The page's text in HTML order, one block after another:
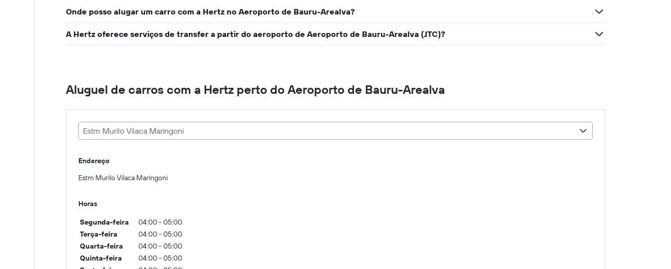
Onde posso alugar um carro com a Hertz no Aeroporto de Bauru-Arealva?
A Hertz oferece serviços de transfer a partir do aeroporto de Aeroporto de Bauru-Arealva (JTC)?
Aluguel de carros com a Hertz perto do Aeroporto de Bauru-Arealva
Estm Murilo Vilaca Maringoni
Endereço
Estm Murilo Vilaca Maringoni
Horas
Segunda-feira
04:00 - 05:00
Terça-feira
04:00 - 05:00
Quarta-feira
04:00 - 05:00
Quinta-feira
04:00 - 05:00